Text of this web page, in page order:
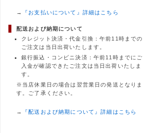
→ 『お支払いについて』詳細はこちら
配送および納期について
クレジット決済・代金引換：午前11時までの
ご注文は当日出荷いたします。
銀行振込・コンビニ決済：午前11時までにご
入金が確認できたご注文は当日出荷いたしま
す。
※当店休業日の場合は翌営業日の発送となりま
す。ご了承ください。
→ 『配送および納期について』詳細はこちら